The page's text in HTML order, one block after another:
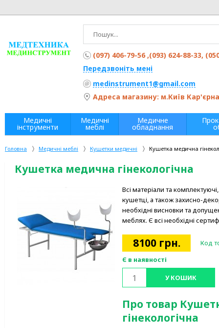
Головна Медичні меблі Кушетки медичні Кушетка медична
Кушетка медична гінекологічна
Всі матеріали та
кушетці, а також захисно-
необхідні висновки та
меблях. Є всі необхідні
8100 грн.
Код
Є в наявності
У КОШИК
Про товар
гінекологічна
(097) 406-79-56 ,(093) 624-88-33,
Передзвоніть мені
medinstrument1@gmail.com
Адреса магазину: м.Київ
Медичні
інструменти
Медичні
меблі
Медичне
обладнання